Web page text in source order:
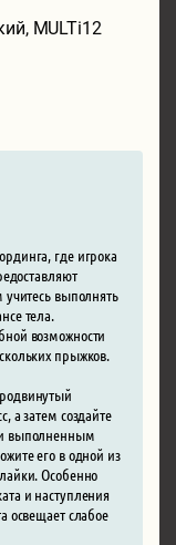
MULTi12
где игрока
учитесь выполнять
тела.
возможности
прыжков.
а затем создайте
выполненным
его в одной из
Особенно
и наступления
освещает слабое